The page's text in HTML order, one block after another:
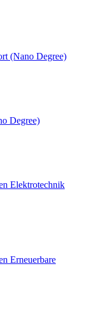
(Nano Degree)
Degree)
Elektrotechnik
Erneuerbare